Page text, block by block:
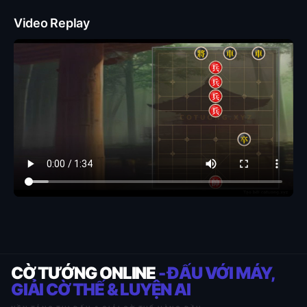
Video Replay
CỜ TƯỚNG ONLINE- ĐẤU VỚI MÁY,
GIẢI CỜ THẾ & LUYỆN AI